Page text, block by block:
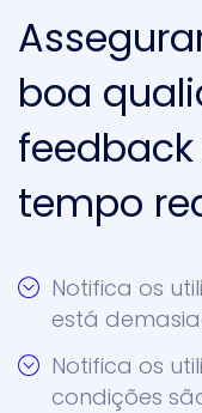
boa
tempo
Notifica os
está
Notifica os
condições